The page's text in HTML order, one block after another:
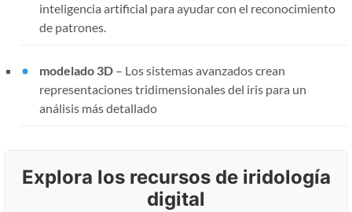
inteligencia artificial para ayudar con el reconocimiento
de patrones.
modelado 3D – Los sistemas avanzados crean
representaciones tridimensionales del iris para un
análisis más detallado
Explora los recursos de iridología
digital